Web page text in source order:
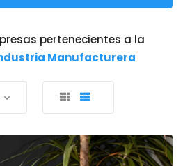
pertenecientes a la
Manufacturera